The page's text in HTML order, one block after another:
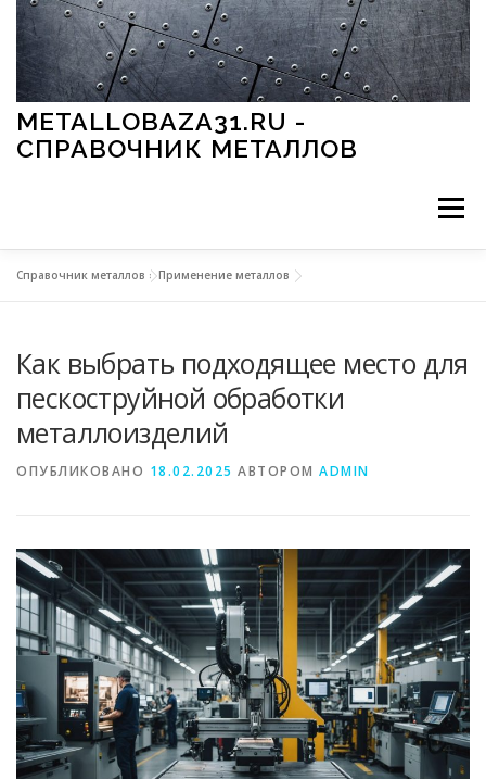
Перейти к содержимому
METALLOBAZA31.RU -
СПРАВОЧНИК МЕТАЛЛОВ
Меню
МЕТАЛЛЫ И ОКРУЖАЮЩАЯ СРЕДА
ПРИМЕНЕНИЕ МЕТАЛЛОВ
СТАТЬИ
Справочник металлов »Применение металлов
Как выбрать подходящее место для
пескоструйной обработки
металлоизделий
ОПУБЛИКОВАНО 18.02.2025 АВТОРОМ ADMIN